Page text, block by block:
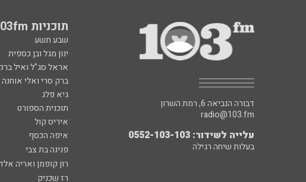
תוכניות 103fm
שבע תשע
ינון מגל ובן כספית
אראל סג"ל ואיל
ברק סרי ואלי אוחנה
גיא פלג
תוכנית הספורט
איריס קול
איפה הכסף
פנינה בת צבי
רון קופמן ואריה
רז שכניק
דבורה הנביאה 6, רמת השרון
radio@103.fm
עלייה לשידור: 0552-103-103
בעלות שיחה רגילה